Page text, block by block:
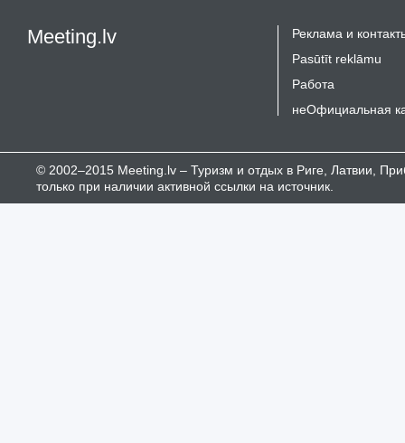
Meeting.lv
Реклама и
Pasūtīt reklāmu
Работа
неОфициальная
© 2002–2015 Meeting.lv – Туризм и отдых в Риге, Латвии,
только при наличии активной ссылки на источник.